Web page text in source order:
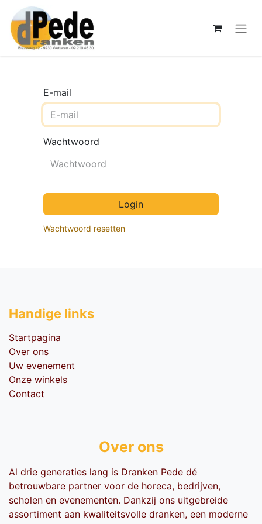
E-mail
Wachtwoord
Login
Wachtwoord resetten
Handige li​nks
Startpagina
Over ons
Uw evenement
Onze winkels
Contact
Over ons
Al drie generaties lang is Dranken Pede dé
betrouwbare partner voor de horeca, bedrijven,
scholen en evenementen. Dankzij ons uitgebreide
assortiment aan kwaliteitsvolle dranken, een moderne